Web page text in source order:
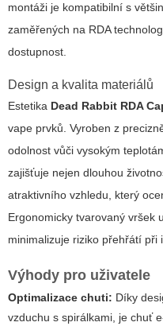
montáži je kompatibilní s
zaměřených na RDA
dostupnost.
Design a kvalita materiálů
Estetika Dead Rabbit RDA
vape prvků. Vyroben z
odolnost vůči vysokým
zajišťuje nejen dlouhou
atraktivního vzhledu, který
Ergonomicky tvarovaný vršek
minimalizuje riziko přehřátí při
Výhody pro uživatele
Optimalizace chuti: Díky
vzduchu s spirálkami, je chuť